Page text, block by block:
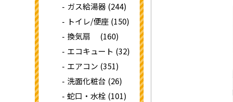
ガス給湯器 (244)
トイレ/便座 (150)
換気扇 (160)
エコキュート (32)
エアコン (351)
洗面化粧台 (26)
蛇口・水栓 (101)